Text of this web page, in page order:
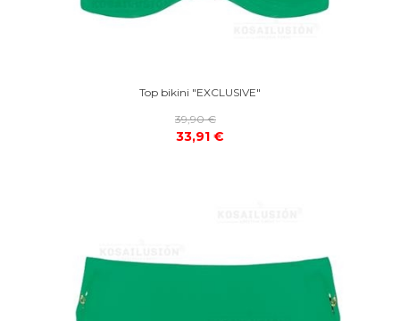
Top bikini "EXCLUSIVE"
39,90 €
33,91 €